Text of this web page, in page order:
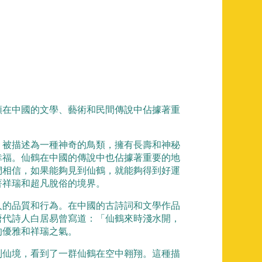
中國的文學、藝術和民間傳說中佔據著重
描述為一種神奇的鳥類，擁有長壽和神秘
。仙鶴在中國的傳說中也佔據著重要的地
信，如果能夠見到仙鶴，就能夠得到好運
瑞和超凡脫俗的境界。
品質和行為。在中國的古詩詞和文學作品
詩人白居易曾寫道：「仙鶴來時淺水開，
雅和祥瑞之氣。
境，看到了一群仙鶴在空中翱翔。這種描